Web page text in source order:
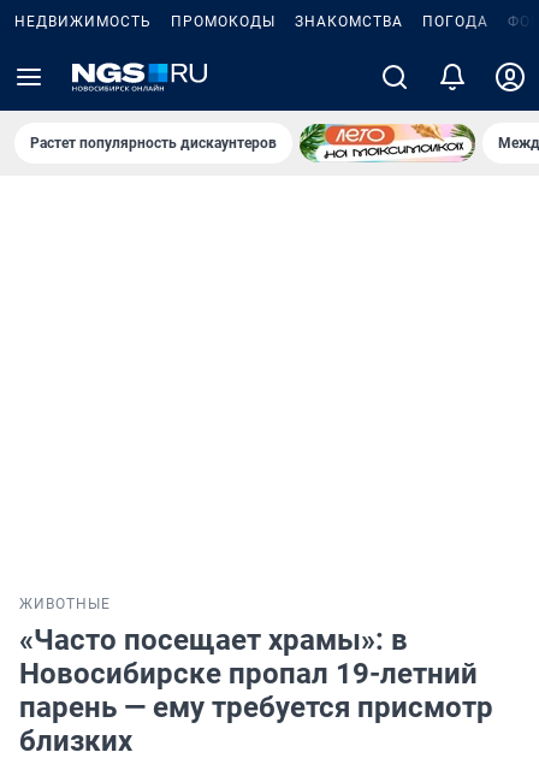
НЕДВИЖИМОСТЬ ПРОМОКОДЫ ЗНАКОМСТВА ПОГОДА
Растет популярность дискаунтеров
ЖИВОТНЫЕ
«Часто посещает храмы»: в
Новосибирске пропал 19-летний
парень — ему требуется присмотр
близких